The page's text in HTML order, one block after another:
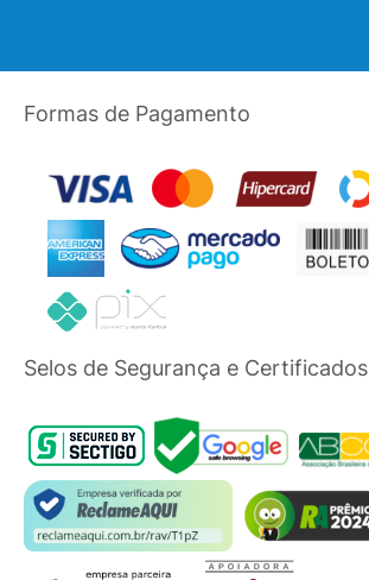
Formas de Pagamento
Selos de Segurança e Certificados